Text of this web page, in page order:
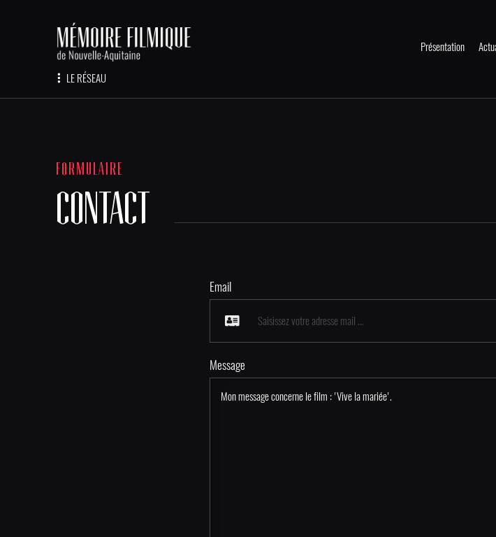
LE RÉSEAU
Présentation
FORMULAIRE
CONTACT
Email
Message